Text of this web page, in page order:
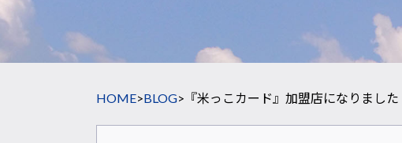
HOME>BLOG> 『米っこカード』加盟店になりました